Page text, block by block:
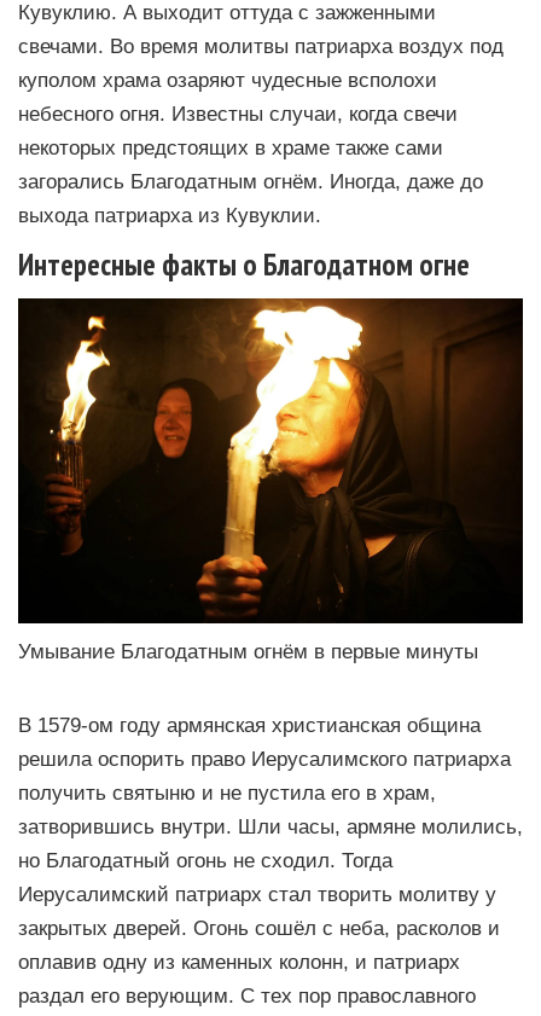
Кувуклию. А выходит оттуда с зажженными
свечами. Во время молитвы патриарха воздух под
куполом храма озаряют чудесные всполохи
небесного огня. Известны случаи, когда свечи
некоторых предстоящих в храме также сами
загорались Благодатным огнём. Иногда, даже до
выхода патриарха из Кувуклии.
Интересные факты о Благодатном огне
Умывание Благодатным огнём в первые минуты
В 1579-ом году армянская христианская община
решила оспорить право Иерусалимского патриарха
получить святыню и не пустила его в храм,
затворившись внутри. Шли часы, армяне молились,
но Благодатный огонь не сходил. Тогда
Иерусалимский патриарх стал творить молитву у
закрытых дверей. Огонь сошёл с неба, расколов и
оплавив одну из каменных колонн, и патриарх
раздал его верующим. С тех пор православного